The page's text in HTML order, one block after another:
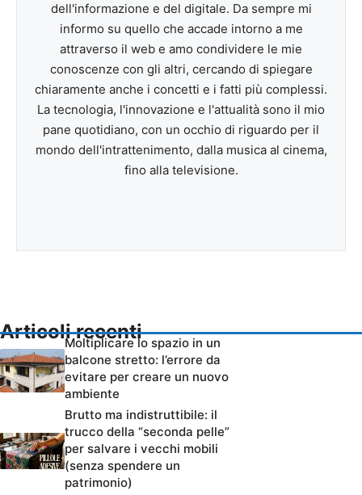
dell'informazione e del digitale. Da sempre mi
informo su quello che accade intorno a me
attraverso il web e amo condividere le mie
conoscenze con gli altri, cercando di spiegare
chiaramente anche i concetti e i fatti più complessi.
La tecnologia, l'innovazione e l'attualità sono il mio
pane quotidiano, con un occhio di riguardo per il
mondo dell'intrattenimento, dalla musica al cinema,
fino alla televisione.
Articoli recenti
Moltiplicare lo spazio in un
balcone stretto: l’errore da
evitare per creare un nuovo
ambiente
Brutto ma indistruttibile: il
trucco della “seconda pelle”
per salvare i vecchi mobili
(senza spendere un
patrimonio)